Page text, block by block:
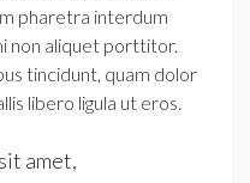
pharetra interdum
non aliquet porttitor.
tincidunt, quam dolor
libero ligula ut eros.
amet,